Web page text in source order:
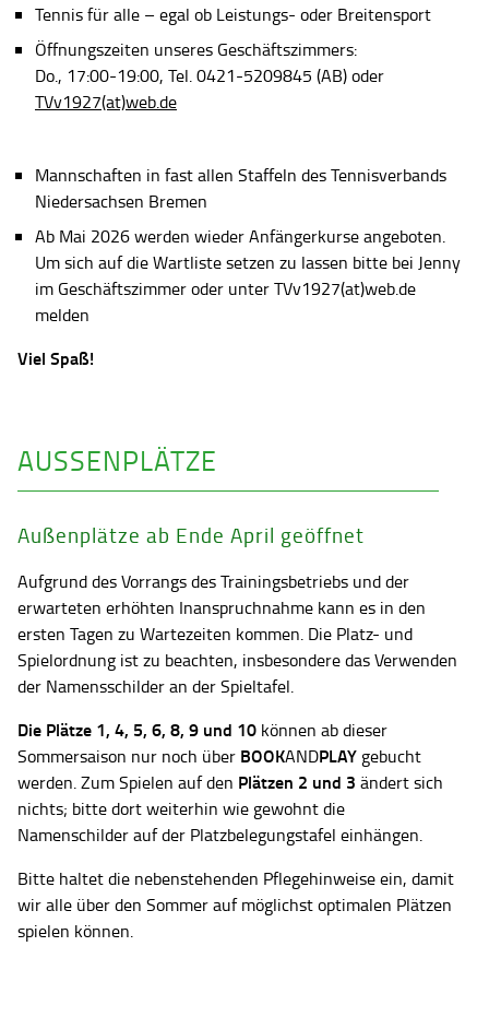
Tennis für alle – egal ob Leistungs- oder Breitensport
Öffnungszeiten unseres Geschäftszimmers:
Do., 17:00-19:00, Tel. 0421-5209845 (AB) oder
TVv1927(at)web.de
Mannschaften in fast allen Staffeln des Tennisverbands
Niedersachsen Bremen
Ab Mai 2026 werden wieder Anfängerkurse angeboten.
Um sich auf die Wartliste setzen zu lassen bitte bei Jenny
im Geschäftszimmer oder unter TVv1927(at)web.de
melden
Viel Spaß!
AUSSENPLÄTZE
Außenplätze ab Ende April geöffnet
Aufgrund des Vorrangs des Trainingsbetriebs und der
erwarteten erhöhten Inanspruchnahme kann es in den
ersten Tagen zu Wartezeiten kommen. Die Platz- und
Spielordnung ist zu beachten, insbesondere das Verwenden
der Namensschilder an der Spieltafel.
Die Plätze 1, 4, 5, 6, 8, 9 und 10 können ab dieser
Sommersaison nur noch über BOOKANDPLAY gebucht
werden. Zum Spielen auf den Plätzen 2 und 3 ändert sich
nichts; bitte dort weiterhin wie gewohnt die
Namenschilder auf der Platzbelegungstafel einhängen.
Bitte haltet die nebenstehenden Pflegehinweise ein, damit
wir alle über den Sommer auf möglichst optimalen Plätzen
spielen können.